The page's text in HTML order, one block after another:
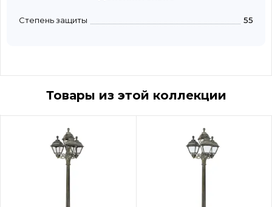
Степень защиты 55
Товары из этой коллекции